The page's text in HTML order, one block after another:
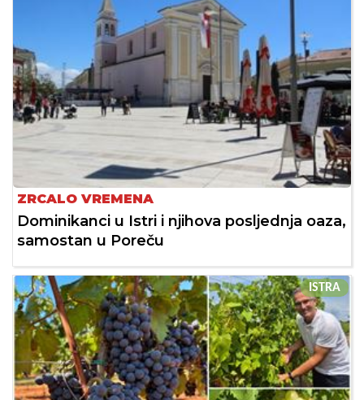
ZRCALO VREMENA
Dominikanci u Istri i njihova posljednja oaza,
samostan u Poreču
ISTRA